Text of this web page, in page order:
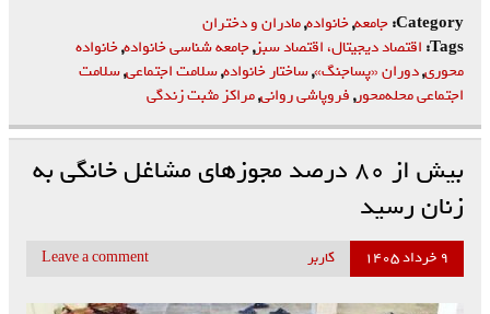
Category: جامعه,خانواده,مادران و دختران
Tags: اقتصاد دیجیتال، اقتصاد سبز,جامعه شناسی خانواده,خانواده
محوری,دوران «پساجنگ»,ساختار خانواده,سلامت اجتماعی,سلامت
اجتماعی محله‌محور,فروپاشی روانی,مراکز مثبت زندگی
بیش از ۸۰ درصد مجوزهای مشاغل خانگی به
زنان رسید
۹ خرداد ۱۴۰۵ کاربر Leave a comment